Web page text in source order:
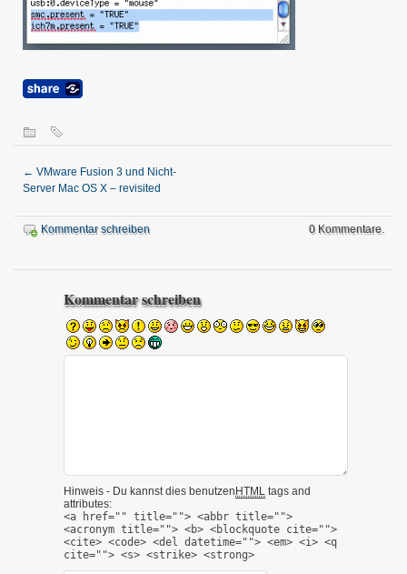
← VMware Fusion 3 und Nicht-
Server Mac OS X – revisited
Kommentar schreiben 0 Kommentare.
Kommentar schreiben
Hinweis - Du kannst dies benutzen HTML tags and
attributes:
<a href="" title=""> <abbr title="">
<acronym title=""> <b> <blockquote cite="">
<cite> <code> <del datetime=""> <em> <i> <q
cite=""> <s> <strike> <strong>